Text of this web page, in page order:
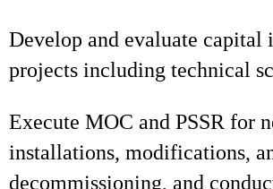
Develop and evaluate capital
projects including technical
Execute MOC and PSSR for
installations, modifications,
decommissioning, and